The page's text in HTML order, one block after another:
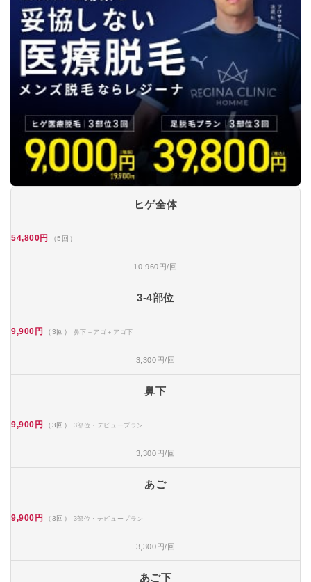
ヒゲ全体
54,800円 （5回）
10,960円/回
3-4部位
9,900円 （3回） 鼻下＋アゴ＋アゴ下
3,300円/回
鼻下
9,900円 （3回） 3部位・デビュープラン
3,300円/回
あご
9,900円 （3回） 3部位・デビュープラン
3,300円/回
あご下